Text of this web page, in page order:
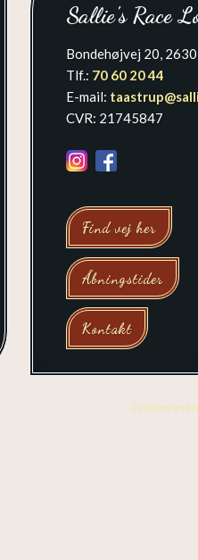
Sallie's Race
Bondehøjvej 20,
Tlf.: 70 60 20 44​
E-mail:
​CVR: 21745847
Find vej her
Åbningstider
Kontakt
Created and